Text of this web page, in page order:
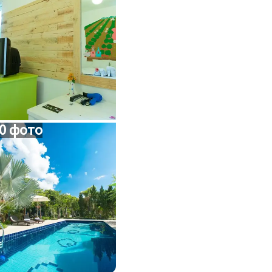
фото